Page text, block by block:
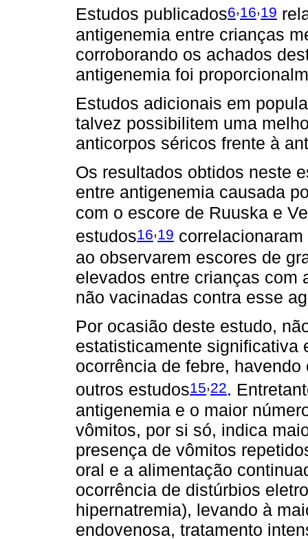
Estudos publicados6,16,19
antigenemia entre crianças
corroborando os achados
antigenemia foi
Estudos adicionais em
talvez possibilitem uma
anticorpos séricos frente à
Os resultados obtidos neste
entre antigenemia causada
com o escore de Ruuska e
estudos16,19
ao observarem escores de
elevados entre crianças com
não vacinadas contra esse
Por ocasião deste estudo,
estatisticamente significativa
ocorrência de febre,
outros estudos15,22.
antigenemia e o maior
vômitos, por si só, indica
presença de vômitos
oral e a alimentação
ocorrência de distúrbios
hipernatremia), levando à
endovenosa, tratamento